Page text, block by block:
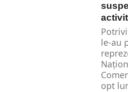
le-au
opt